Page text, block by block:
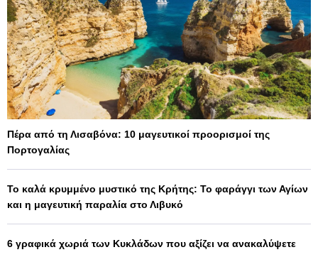
Πέρα από τη Λισαβόνα: 10 μαγευτικοί προορισμοί της
Πορτογαλίας
Το καλά κρυμμένο μυστικό της Κρήτης: Το φαράγγι των Αγίων
και η μαγευτική παραλία στο Λιβυκό
6 γραφικά χωριά των Κυκλάδων που αξίζει να ανακαλύψετε